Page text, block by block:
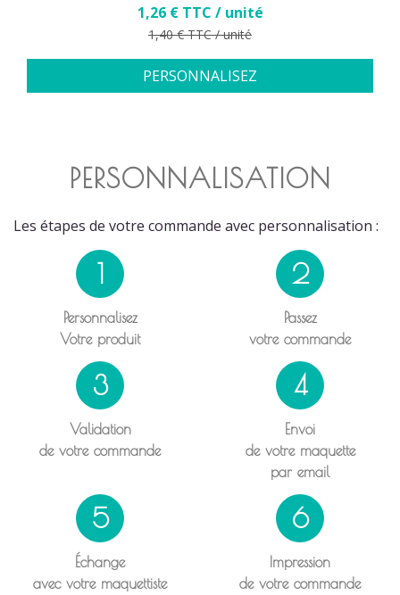
Prix
1,26 € TTC / unité
Prix de base
1,40 € TTC / unité
PERSONNALISEZ
PERSONNALISATION
Les étapes de votre commande avec personnalisation :
1
Personnalisez
Votre produit
2
Passez
votre commande
3
Validation
de votre commande
4
Envoi
de votre maquette
par email
5
Échange
avec votre maquettiste
6
Impression
de votre commande